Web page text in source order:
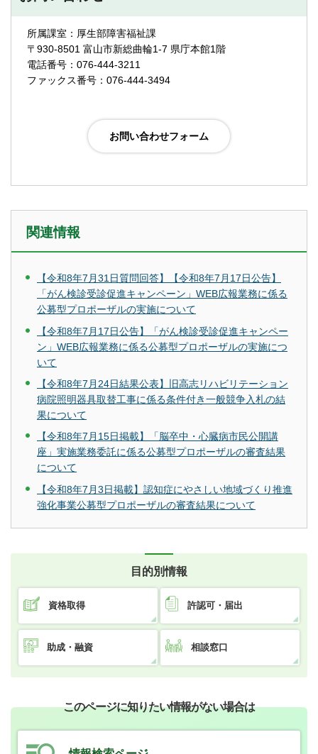
所属課室：厚生部障害福祉課
〒930-8501 富山市新総曲輪1-7 県庁本館1階
電話番号：076-444-3211
ファックス番号：076-444-3494
関連情報
【令和8年7月31日質問回答】【令和8年7月17日公告】
「がん検診受診促進キャンペーン」WEB広報業務に係る
公募型プロポーザルの実施について
【令和8年7月17日公告】「がん検診受診促進キャンペー
ン」WEB広報業務に係る公募型プロポーザルの実施につ
いて
【令和8年7月24日結果公表】旧高志リハビリテーション
病院照明器具取替工事に係る条件付き一般競争入札の結
果について
【令和8年7月15日掲載】「脳卒中・心臓病市民公開講
座」実施業務委託に係る公募型プロポーザルの審査結果
について
【令和8年7月3日掲載】認知症にやさしい地域づくり推進
強化事業公募型プロポーザルの審査結果について
目的別情報
資格取得 許認可・届出
助成・融資 相談窓口
このページに知りたい情報がない場合は